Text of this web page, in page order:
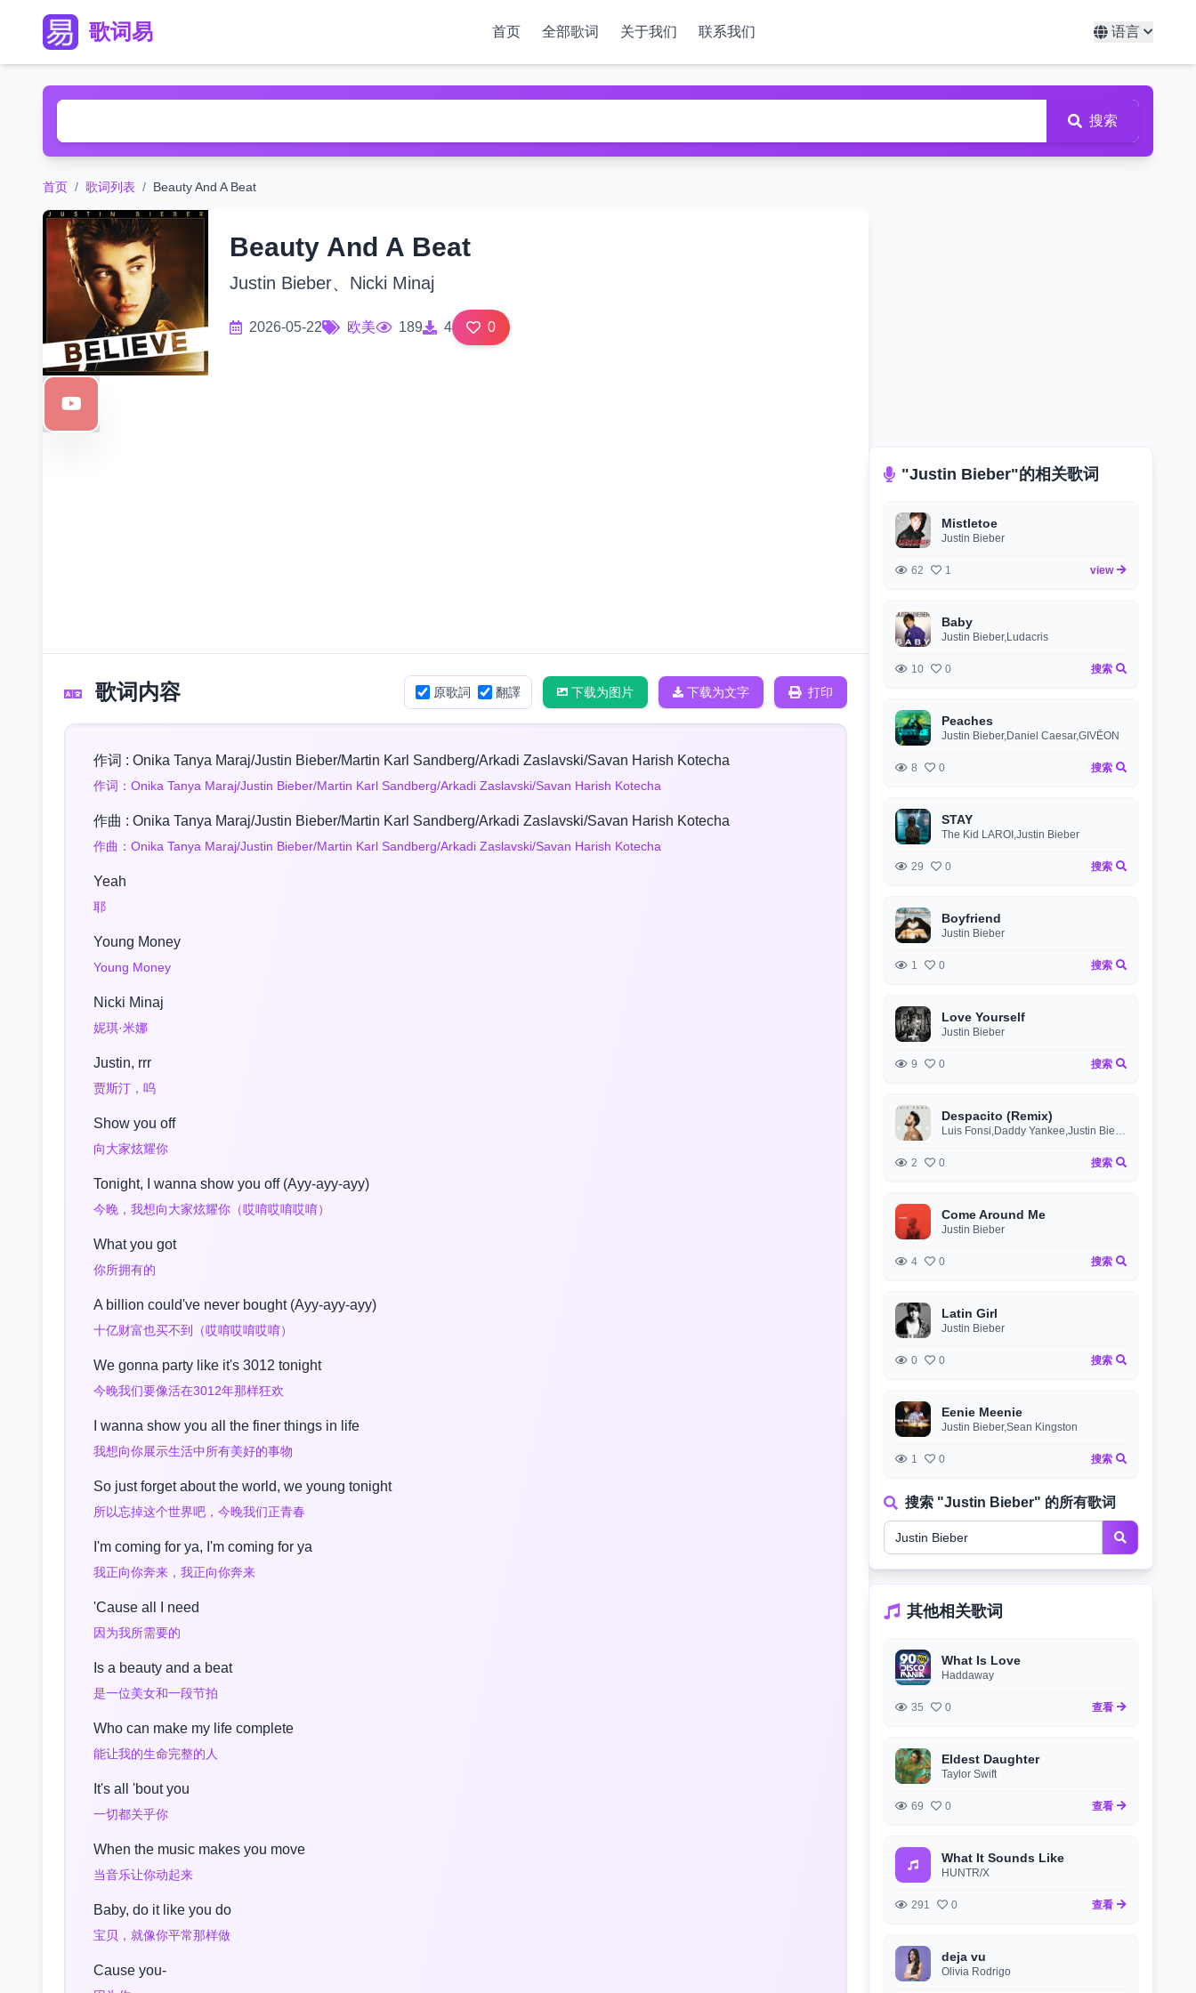
歌词易 首页 全部歌词 关于我们 联系我们 语言
搜索
首页 / 歌词列表 / Beauty And A Beat
Beauty And A Beat
Justin Bieber、Nicki Minaj
2026-05-22 欧美 189 4 0
歌词内容 原歌詞 翻譯 下载为图片 下载为文字 打印
作词 : Onika Tanya Maraj/Justin Bieber/Martin Karl Sandberg/Arkadi Zaslavski/Savan Harish Kotecha
作词：Onika Tanya Maraj/Justin Bieber/Martin Karl Sandberg/Arkadi Zaslavski/Savan Harish Kotecha
作曲 : Onika Tanya Maraj/Justin Bieber/Martin Karl Sandberg/Arkadi Zaslavski/Savan Harish Kotecha
作曲：Onika Tanya Maraj/Justin Bieber/Martin Karl Sandberg/Arkadi Zaslavski/Savan Harish Kotecha
Yeah
耶
Young Money
Young Money
Nicki Minaj
妮琪·米娜
Justin, rrr
贾斯汀，呜
Show you off
向大家炫耀你
Tonight, I wanna show you off (Ayy-ayy-ayy)
今晚，我想向大家炫耀你（哎唷哎唷哎唷）
What you got
你所拥有的
A billion could've never bought (Ayy-ayy-ayy)
十亿财富也买不到（哎唷哎唷哎唷）
We gonna party like it's 3012 tonight
今晚我们要像活在3012年那样狂欢
I wanna show you all the finer things in life
我想向你展示生活中所有美好的事物
So just forget about the world, we young tonight
所以忘掉这个世界吧，今晚我们正青春
I'm coming for ya, I'm coming for ya
我正向你奔来，我正向你奔来
'Cause all I need
因为我所需要的
Is a beauty and a beat
是一位美女和一段节拍
Who can make my life complete
能让我的生命完整的人
It's all 'bout you
一切都关乎你
When the music makes you move
当音乐让你动起来
Baby, do it like you do
宝贝，就像你平常那样做
Cause you-
"Justin Bieber"的相关歌词
Mistletoe
Justin Bieber
62 1 view
Baby
Justin Bieber,Ludacris
10 0 搜索
Peaches
Justin Bieber,Daniel Caesar,GIVĒON
8 0 搜索
STAY
The Kid LAROI,Justin Bieber
29 0 搜索
Boyfriend
Justin Bieber
1 0 搜索
Love Yourself
Justin Bieber
9 0 搜索
Despacito (Remix)
2 0 搜索
Come Around Me
Justin Bieber
4 0 搜索
Latin Girl
Justin Bieber
0 0 搜索
Eenie Meenie
Justin Bieber,Sean Kingston
1 0 搜索
搜索 "Justin Bieber" 的所有歌词
其他相关歌词
What Is Love
Haddaway
35 0 查看
Eldest Daughter
Taylor Swift
69 0 查看
What It Sounds Like
HUNTR/X
291 0 查看
deja vu
Olivia Rodrigo